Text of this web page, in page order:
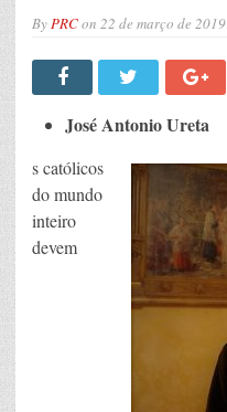
ByPRCon 22 de março de 2019
José Antonio Ureta
s católicos
do mundo
inteiro
devem